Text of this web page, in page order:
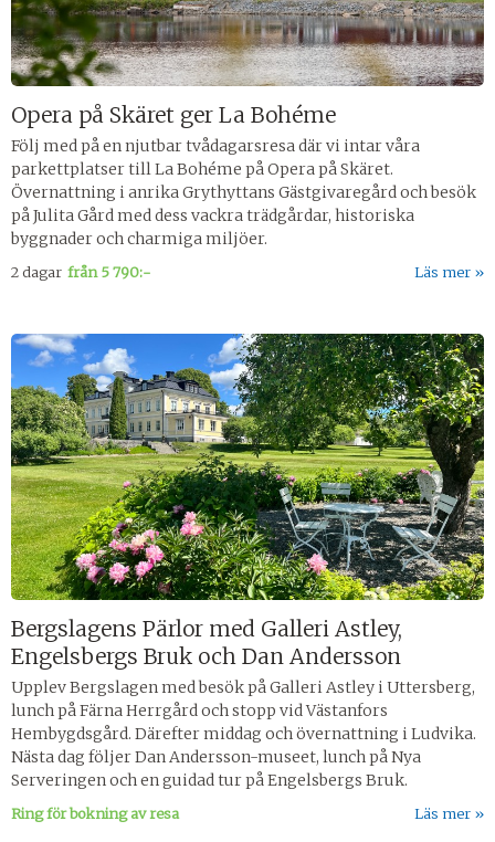
Opera på Skäret ger La Bohéme
Följ med på en njutbar tvådagarsresa där vi intar våra
parkettplatser till La Bohéme på Opera på Skäret.
Övernattning i anrika Grythyttans Gästgivaregård och besök
på Julita Gård med dess vackra trädgårdar, historiska
byggnader och charmiga miljöer.
2 dagar från5 790:- Läs mer
Bergslagens Pärlor med Galleri Astley,
Engelsbergs Bruk och Dan Andersson
Upplev Bergslagen med besök på Galleri Astley i Uttersberg,
lunch på Färna Herrgård och stopp vid Västanfors
Hembygdsgård. Därefter middag och övernattning i Ludvika.
Nästa dag följer Dan Andersson-museet, lunch på Nya
Serveringen och en guidad tur på Engelsbergs Bruk.
Ring för bokning av resa Läs mer